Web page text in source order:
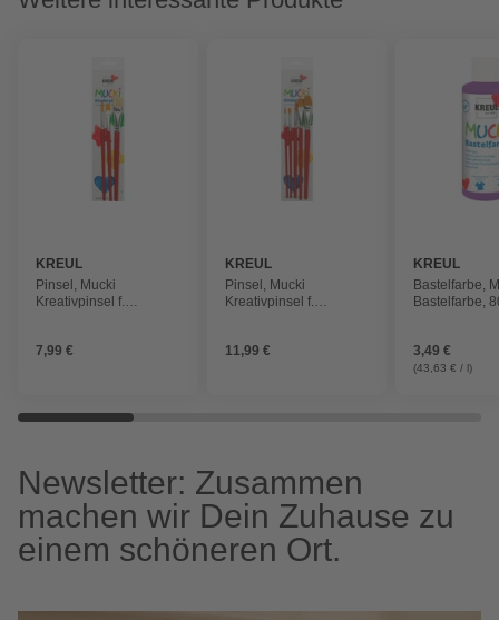
KREUL
Pinsel, Mucki
Kreativpinsel f.
7,99 €
KREUL
Pinsel, Mucki
Kreativpinsel f.
11,99 €
KREUL
Bastelfarbe,
Bastelfarbe,
3,49 €
(43,63 € / l)
Newsletter: Zusammen
machen wir Dein Zuhause zu
einem schöneren Ort.